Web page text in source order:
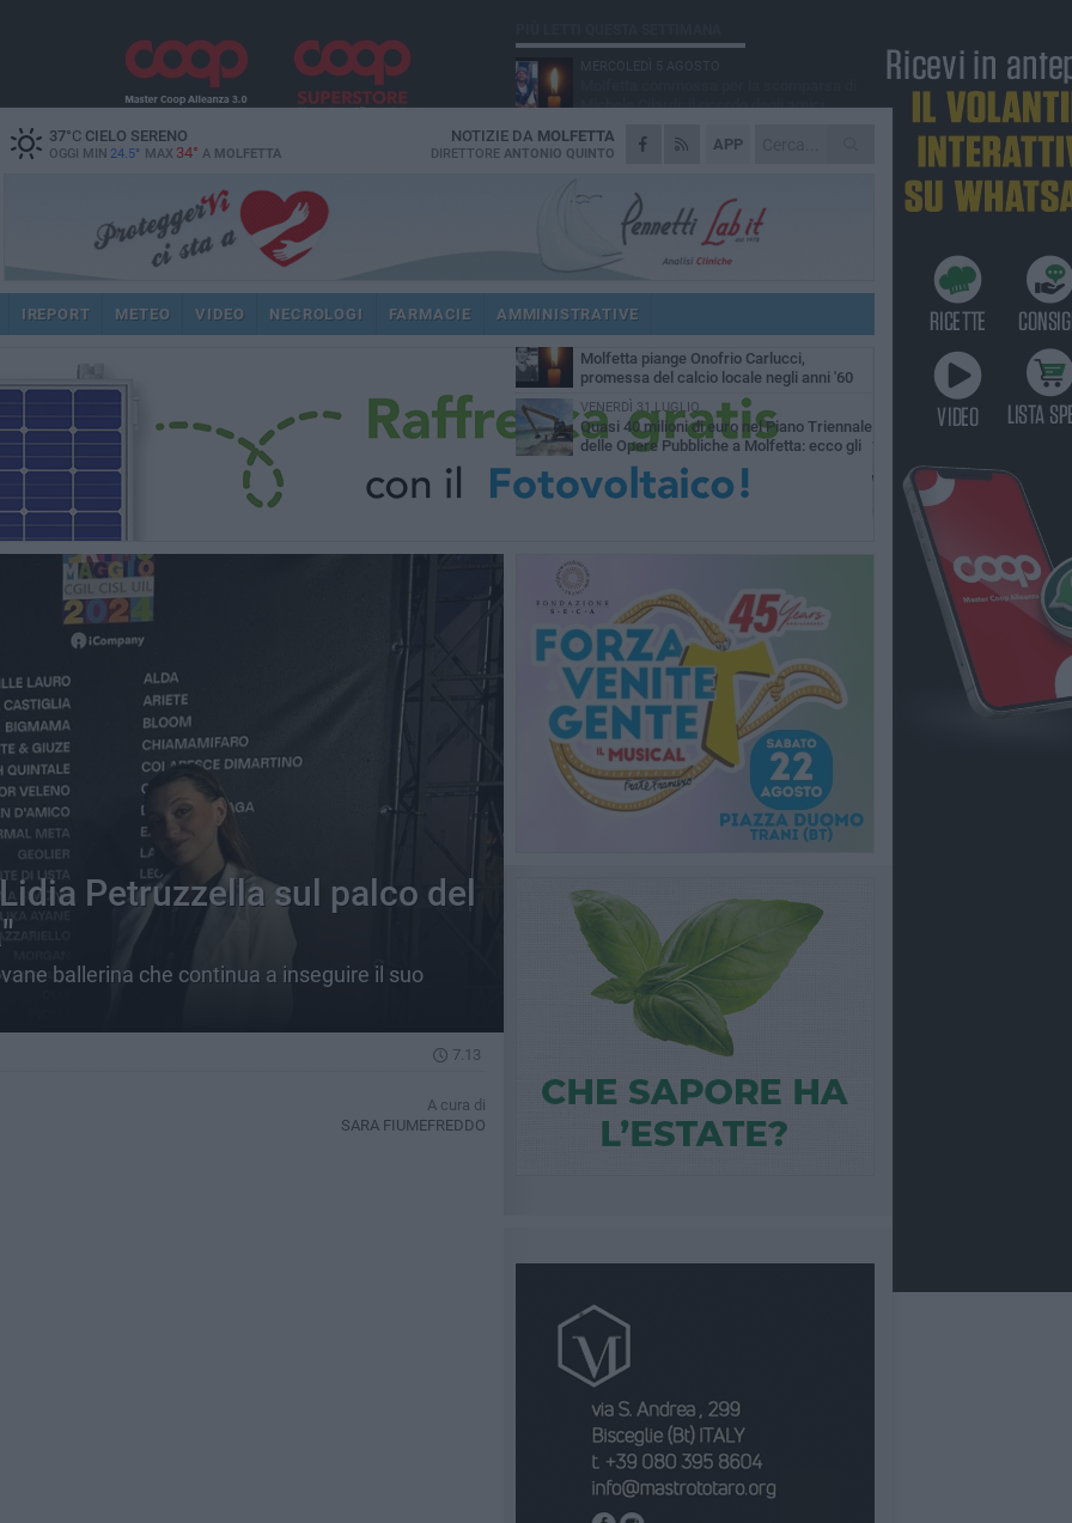
37°CCIELO SERENO
OGGI MIN 24.5° MAX 34° A MOLFETTA
APP
NOTIZIE DA MOLFETTA
DIRETTORE ANTONIO QUINTO
IREPORT METEO VIDEO NECROLOGI FARMACIE AMMINISTRATIVE
Petruzzella sul palco del
ballerina che continua a inseguire il suo
7.13
A cura di
SARA FIUMEFREDDO
Michele Cilardi: il ricordo degli amici
VENERDÌ 31 LUGLIO
TARI 2026, il Sindaco anticipa gli aumenti:
famiglie»
SABATO 1 AGOSTO
La MTM Molfetta cerca autisti e
accompagnatori per gli scuolabus:
pubblicato il bando
SABATO 1 AGOSTO
Consiglio comunale, Siragusa replica ad
Amato: «Mai limitato il diritto di parola, ho
VENERDÌ 31 LUGLIO
Molfetta piange Onofrio Carlucci,
promessa del calcio locale negli anni '60
VENERDÌ 31 LUGLIO
Quasi 40 milioni di euro nel Piano Triennale
delle Opere Pubbliche a Molfetta: ecco gli
interventi previsti fino al 2028